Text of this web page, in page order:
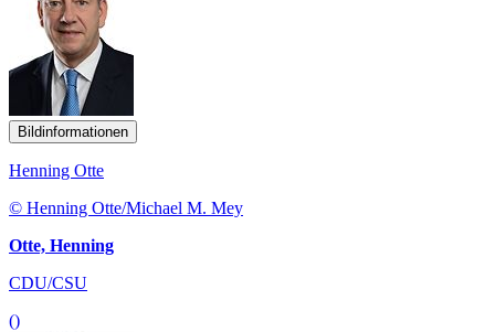
Bildinformationen
Henning Otte
© Henning Otte/Michael M. Mey
Otte, Henning
CDU/CSU
()